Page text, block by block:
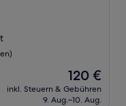
Der
Preis
beträgt
120 €
inkl. Steuern & Gebühren
9. Aug.–10. Aug.